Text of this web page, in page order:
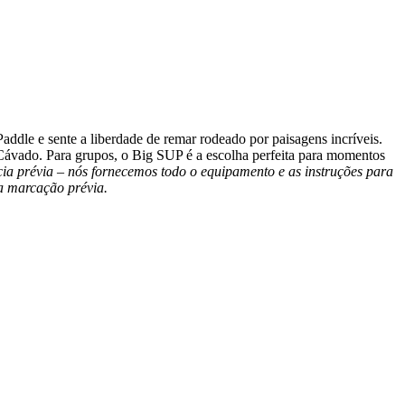
e sente a liberdade de remar rodeado por paisagens incríveis.
Para grupos, o Big SUP é a escolha perfeita para momentos
prévia – nós fornecemos todo o equipamento e as instruções para
marcação prévia.